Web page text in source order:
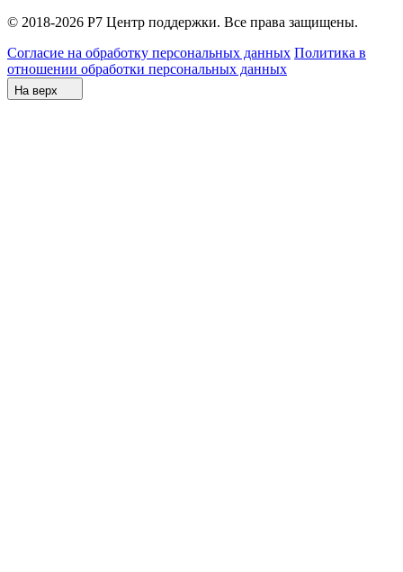
© 2018-2026 Р7 Центр поддержки. Все права защищены.
Согласие на обработку персональных данных Политика в
отношении обработки персональных данных
На верх